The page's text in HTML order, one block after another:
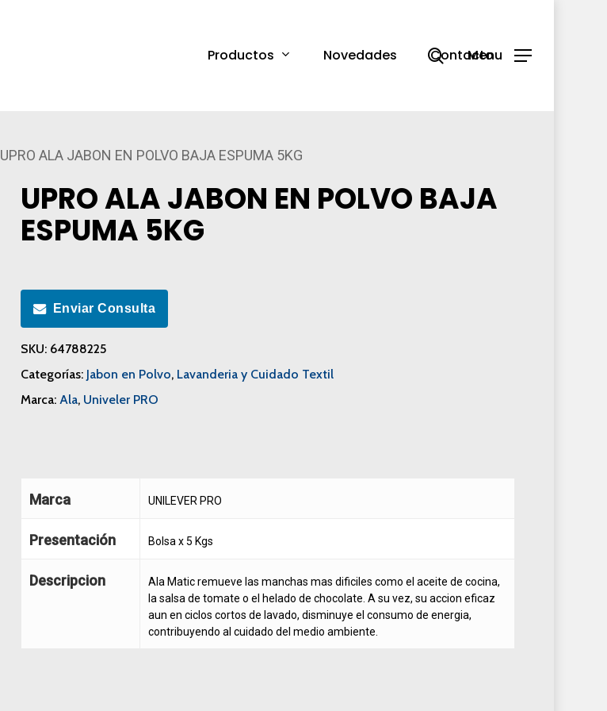
Productos Novedades Contacto
search
Menu
UPRO ALA JABON EN POLVO BAJA ESPUMA 5KG
UPRO ALA JABON EN POLVO BAJA
ESPUMA 5KG
Enviar Consulta
SKU: 64788225
Categorías: Jabon en Polvo, Lavanderia y Cuidado Textil
Marca: Ala, Univeler PRO
Marca UNILEVER PRO
Presentación Bolsa x 5 Kgs
Descripcion
Ala Matic remueve las manchas mas dificiles como el aceite de cocina,
la salsa de tomate o el helado de chocolate. A su vez, su accion eficaz
aun en ciclos cortos de lavado, disminuye el consumo de energia,
contribuyendo al cuidado del medio ambiente.